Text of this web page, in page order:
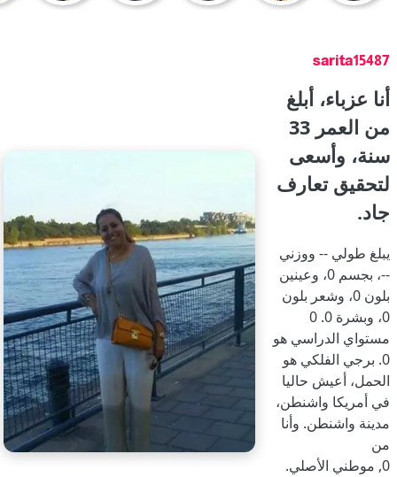
sarita15487
أنا عزباء، أبلغ
من العمر 33
سنة، وأسعى
لتحقيق تعارف
جاد.
يبلغ طولي -- ووزني
--، بجسم 0، وعينين
بلون 0، وشعر بلون
0، وبشرة 0. 0
مستواي الدراسي هو
0. برجي الفلكي هو
الحمل، أعيش حاليا
في أمريكا واشنطن،
مدينة واشنطن. وأنا
من
0, موطني الأصلي.